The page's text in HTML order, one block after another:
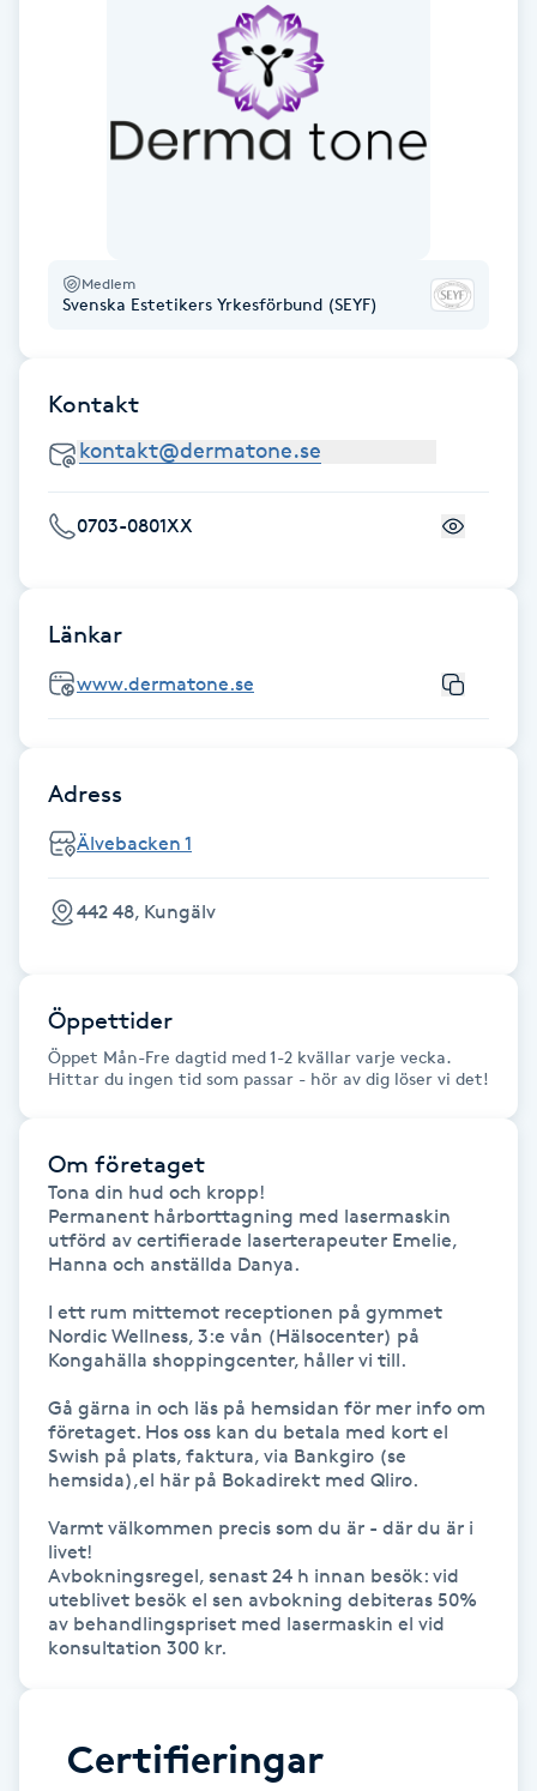
Fransfärgning
Fransförlängning
Fransförlängning Volym
Fransrengöring
Frekvensterapi
Friskvårdsmassage
Frisör
Funktionsanalys
Färgning
Gel naglar
Gelenaglar
Gellack
Gellack med förstärkning
Gravidmassage
Gravidyoga
Gruppträning
Hatha Yoga
Medlem
Svenska Estetikers Yrkesförbund (SEYF)
Kontakt
0703-0801XX
Länkar
www.dermatone.se
Adress
Älvebacken 1
442 48, Kungälv
Öppettider
Öppet Mån-Fre dagtid med 1-2 kvällar varje vecka.
Hittar du ingen tid som passar - hör av dig löser vi det!
Om företaget
Tona din hud och kropp!
Permanent hårborttagning med lasermaskin
utförd av certifierade laserterapeuter Emelie,
Hanna och anställda Danya.
I ett rum mittemot receptionen på gymmet
Nordic Wellness, 3:e vån (Hälsocenter) på
Kongahälla shoppingcenter, håller vi till.
Gå gärna in och läs på hemsidan för mer info om
företaget. Hos oss kan du betala med kort el
Swish på plats, faktura, via Bankgiro (se
hemsida),el här på Bokadirekt med Qliro.
Varmt välkommen precis som du är - där du är i
livet!
Avbokningsregel, senast 24 h innan besök: vid
uteblivet besök el sen avbokning debiteras 50%
av behandlingspriset med lasermaskin el vid
konsultation 300 kr.
Certifieringar